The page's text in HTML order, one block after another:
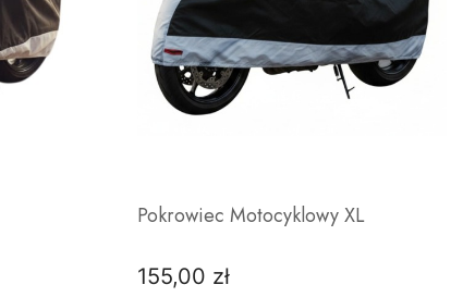
Pokrowiec Motocyklowy XL
Cena
155,00 zł